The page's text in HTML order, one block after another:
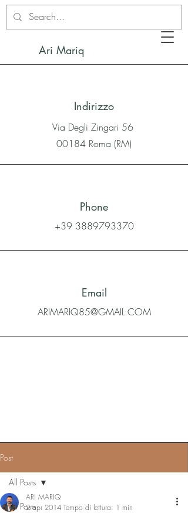
Ari Mariq
Indirizzo
Via Degli Zingari 56
00184 Roma (RM)
Phone
+39 3889793370
Email
ARIMARIQ85@GMAIL.COM
Post
All Posts
All Posts
ARI MARIQ
2 apr 2014 Tempo di lettura: 1 min